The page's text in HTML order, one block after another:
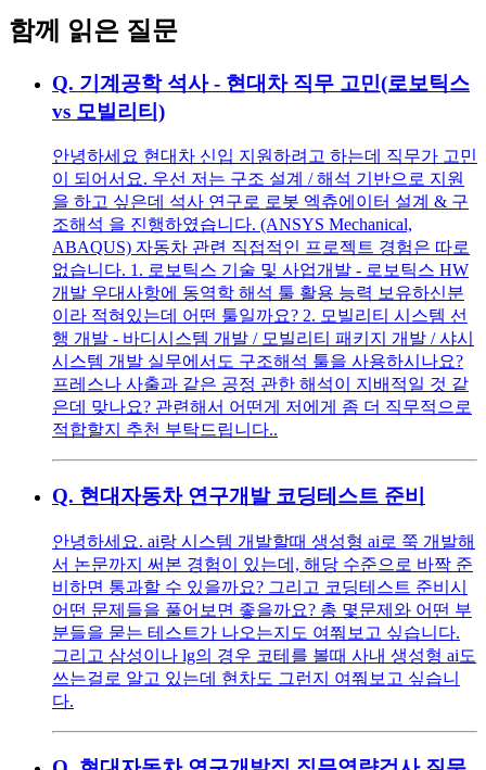
함께 읽은 질문
Q. 기계공학 석사 - 현대차 직무 고민(로보틱스
vs 모빌리티)
안녕하세요 현대차 신입 지원하려고 하는데 직무가 고민
이 되어서요. 우선 저는 구조 설계 / 해석 기반으로 지원
을 하고 싶은데 석사 연구로 로봇 엑츄에이터 설계 & 구
조해석 을 진행하였습니다. (ANSYS Mechanical,
ABAQUS) 자동차 관련 직접적인 프로젝트 경험은 따로
없습니다. 1. 로보틱스 기술 및 사업개발 - 로보틱스 HW
개발 우대사항에 동역학 해석 툴 활용 능력 보유하신분
이라 적혀있는데 어떤 툴일까요? 2. 모빌리티 시스템 선
행 개발 - 바디시스템 개발 / 모빌리티 패키지 개발 / 샤시
시스템 개발 실무에서도 구조해석 툴을 사용하시나요?
프레스나 사출과 같은 공정 관한 해석이 지배적일 것 같
은데 맞나요? 관련해서 어떤게 저에게 좀 더 직무적으로
적합할지 추천 부탁드립니다..
Q. 현대자동차 연구개발 코딩테스트 준비
안녕하세요. ai랑 시스템 개발할때 생성형 ai로 쭉 개발해
서 논문까지 써본 경험이 있는데, 해당 수준으로 바짝 준
비하면 통과할 수 있을까요? 그리고 코딩테스트 준비시
어떤 문제들을 풀어보면 좋을까요? 총 몇문제와 어떤 부
분들을 묻는 테스트가 나오는지도 여쭤보고 싶습니다.
그리고 삼성이나 lg의 경우 코테를 볼때 사내 생성형 ai도
쓰는걸로 알고 있는데 현차도 그런지 여쭤보고 싶습니
다.